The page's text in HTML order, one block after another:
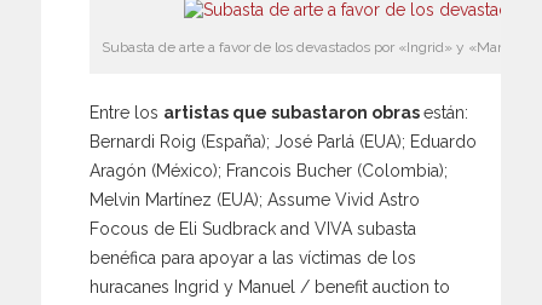
Subasta de arte a favor de los devastados por «Ingrid» y «Manuel».
Entre los artistas que subastaron obrasestán:
Bernardi Roig (España); José Parlá (EUA); Eduardo
Aragón (México); Francois Bucher (Colombia);
Melvin Martínez (EUA); Assume Vivid Astro
Focous de Eli Sudbrack and VIVA subasta
benéfica para apoyar a las víctimas de los
huracanes Ingrid y Manuel / benefit auction to